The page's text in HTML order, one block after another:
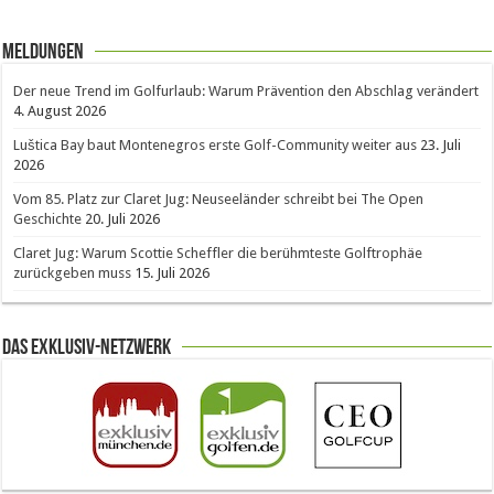
Meldungen
Der neue Trend im Golfurlaub: Warum Prävention den Abschlag verändert
4. August 2026
Luštica Bay baut Montenegros erste Golf-Community weiter aus 23. Juli
2026
Vom 85. Platz zur Claret Jug: Neuseeländer schreibt bei The Open
Geschichte 20. Juli 2026
Claret Jug: Warum Scottie Scheffler die berühmteste Golftrophäe
zurückgeben muss 15. Juli 2026
Das Exklusiv-Netzwerk